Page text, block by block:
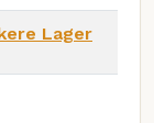
Lager